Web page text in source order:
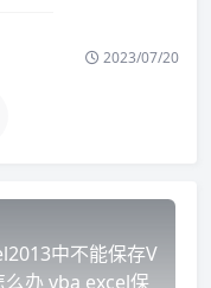
2023/07/20
中不能保存V
么办 vba excel保